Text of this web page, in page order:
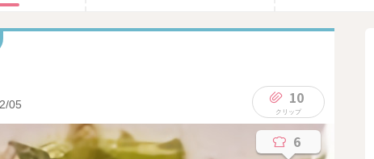
05 10
6